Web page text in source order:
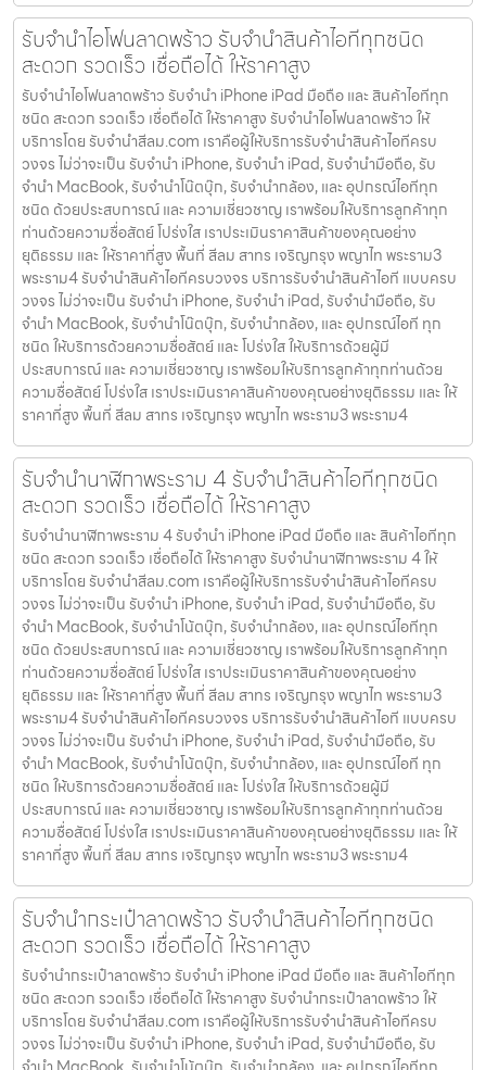
รับจำนำไอโฟนลาดพร้าว รับจำนำสินค้าไอทีทุกชนิด
สะดวก รวดเร็ว เชื่อถือได้ ให้ราคาสูง
รับจำนำไอโฟนลาดพร้าว รับจำนำ iPhone iPad มือถือ และ สินค้าไอทีทุก
ชนิด สะดวก รวดเร็ว เชื่อถือได้ ให้ราคาสูง รับจำนำไอโฟนลาดพร้าว ให้
บริการโดย รับจํานําสีลม.com เราคือผู้ให้บริการรับจำนำสินค้าไอทีครบ
วงจร ไม่ว่าจะเป็น รับจำนำ iPhone, รับจำนำ iPad, รับจำนำมือถือ, รับ
จำนำ MacBook, รับจำนำโน๊ตบุ๊ก, รับจำนำกล้อง, และ อุปกรณ์ไอทีทุก
ชนิด ด้วยประสบการณ์ และ ความเชี่ยวชาญ เราพร้อมให้บริการลูกค้าทุก
ท่านด้วยความซื่อสัตย์ โปร่งใส เราประเมินราคาสินค้าของคุณอย่าง
ยุติธรรม และ ให้ราคาที่สูง พื้นที่ สีลม สาทร เจริญกรุง พญาไท พระราม3
พระราม4 รับจำนำสินค้าไอทีครบวงจร บริการรับจำนำสินค้าไอที แบบครบ
วงจร ไม่ว่าจะเป็น รับจำนำ iPhone, รับจำนำ iPad, รับจำนำมือถือ, รับ
จำนำ MacBook, รับจำนำโน๊ตบุ๊ก, รับจำนำกล้อง, และ อุปกรณ์ไอที ทุก
ชนิด ให้บริการด้วยความซื่อสัตย์ และ โปร่งใส ให้บริการด้วยผู้มี
ประสบการณ์ และ ความเชี่ยวชาญ เราพร้อมให้บริการลูกค้าทุกท่านด้วย
ความซื่อสัตย์ โปร่งใส เราประเมินราคาสินค้าของคุณอย่างยุติธรรม และ ให้
ราคาที่สูง พื้นที่ สีลม สาทร เจริญกรุง พญาไท พระราม3 พระราม4
รับจำนำนาฬิกาพระราม 4 รับจำนำสินค้าไอทีทุกชนิด
สะดวก รวดเร็ว เชื่อถือได้ ให้ราคาสูง
รับจำนำนาฬิกาพระราม 4 รับจำนำ iPhone iPad มือถือ และ สินค้าไอทีทุก
ชนิด สะดวก รวดเร็ว เชื่อถือได้ ให้ราคาสูง รับจำนำนาฬิกาพระราม 4 ให้
บริการโดย รับจํานําสีลม.com เราคือผู้ให้บริการรับจำนำสินค้าไอทีครบ
วงจร ไม่ว่าจะเป็น รับจำนำ iPhone, รับจำนำ iPad, รับจำนำมือถือ, รับ
จำนำ MacBook, รับจำนำโน้ตบุ๊ก, รับจำนำกล้อง, และ อุปกรณ์ไอทีทุก
ชนิด ด้วยประสบการณ์ และ ความเชี่ยวชาญ เราพร้อมให้บริการลูกค้าทุก
ท่านด้วยความซื่อสัตย์ โปร่งใส เราประเมินราคาสินค้าของคุณอย่าง
ยุติธรรม และ ให้ราคาที่สูง พื้นที่ สีลม สาทร เจริญกรุง พญาไท พระราม3
พระราม4 รับจำนำสินค้าไอทีครบวงจร บริการรับจำนำสินค้าไอที แบบครบ
วงจร ไม่ว่าจะเป็น รับจำนำ iPhone, รับจำนำ iPad, รับจำนำมือถือ, รับ
จำนำ MacBook, รับจำนำโน้ตบุ๊ก, รับจำนำกล้อง, และ อุปกรณ์ไอที ทุก
ชนิด ให้บริการด้วยความซื่อสัตย์ และ โปร่งใส ให้บริการด้วยผู้มี
ประสบการณ์ และ ความเชี่ยวชาญ เราพร้อมให้บริการลูกค้าทุกท่านด้วย
ความซื่อสัตย์ โปร่งใส เราประเมินราคาสินค้าของคุณอย่างยุติธรรม และ ให้
ราคาที่สูง พื้นที่ สีลม สาทร เจริญกรุง พญาไท พระราม3 พระราม4
รับจำนำกระเป๋าลาดพร้าว รับจำนำสินค้าไอทีทุกชนิด
สะดวก รวดเร็ว เชื่อถือได้ ให้ราคาสูง
รับจำนำกระเป๋าลาดพร้าว รับจำนำ iPhone iPad มือถือ และ สินค้าไอทีทุก
ชนิด สะดวก รวดเร็ว เชื่อถือได้ ให้ราคาสูง รับจำนำกระเป๋าลาดพร้าว ให้
บริการโดย รับจํานําสีลม.com เราคือผู้ให้บริการรับจำนำสินค้าไอทีครบ
วงจร ไม่ว่าจะเป็น รับจำนำ iPhone, รับจำนำ iPad, รับจำนำมือถือ, รับ